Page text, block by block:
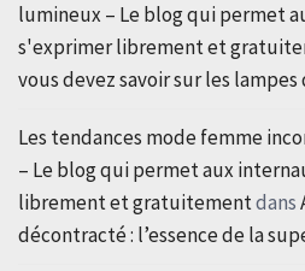
lumineux – Le blog qui permet
s'exprimer librement et
vous devez savoir sur les
Les tendances mode femme
– Le blog qui permet aux
librement et gratuitementdans
décontracté : l’essence de la